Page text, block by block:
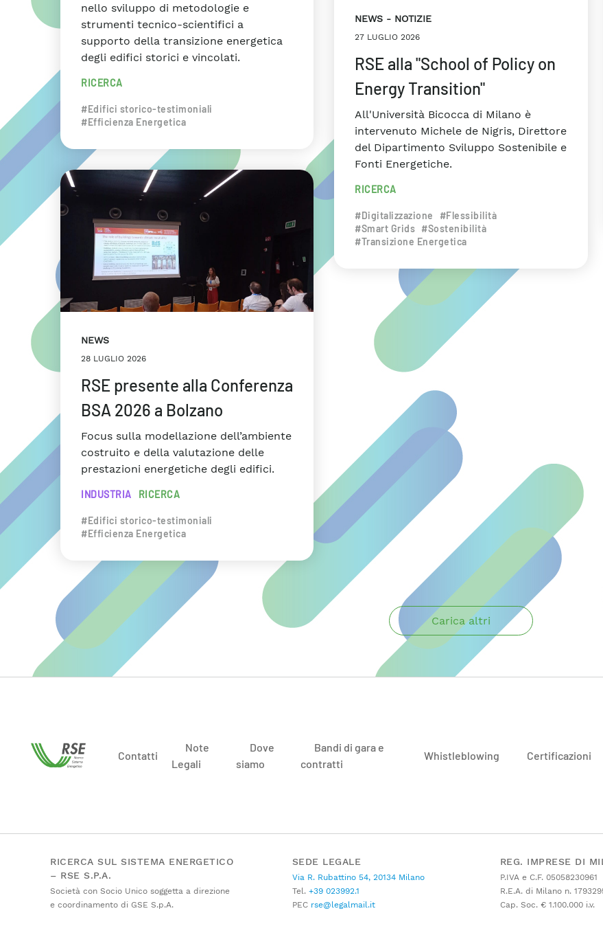
nello sviluppo di metodologie e
strumenti tecnico-scientifici a
supporto della transizione energetica
degli edifici storici e vincolati.
RICERCA
#Edifici storico-testimoniali
#Efficienza Energetica
NEWS
28 LUGLIO 2026
RSE presente alla Conferenza
BSA 2026 a Bolzano
Focus sulla modellazione dell’ambiente
costruito e della valutazione delle
prestazioni energetiche degli edifici.
INDUSTRIA RICERCA
#Edifici storico-testimoniali
#Efficienza Energetica
NEWS NOTIZIE
27 LUGLIO 2026
RSE alla "School of Policy on
Energy Transition"
All'Università Bicocca di Milano è
intervenuto Michele de Nigris, Direttore
del Dipartimento Sviluppo Sostenibile e
Fonti Energetiche.
RICERCA
#Digitalizzazione
#Flessibilità
#Smart Grids #Sostenibilità
#Transizione Energetica
Carica altri
Contatti
Note
Legali
Dove
siamo
Bandi di gara e
contratti
Whistleblowing Certificazioni
RICERCA SUL SISTEMA ENERGETICO
– RSE S.P.A.
Società con Socio Unico soggetta a direzione
e coordinamento di GSE S.p.A.
SEDE LEGALE
Via R. Rubattino 54, 20134 Milano
Tel.+39 023992.1
PECrse@legalmail.it
REG. IMPRESE DI
P.IVA e C.F. 05058230961
R.E.A. di Milano n.
Cap. Soc. € 1.100.000 i.v.